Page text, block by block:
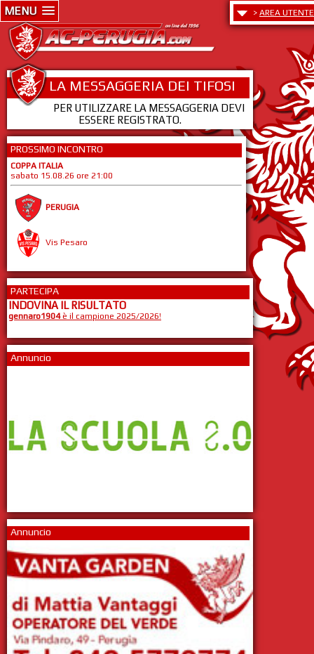
MENU > AREA UTENTE
LA MESSAGGERIA DEI TIFOSI
PER UTILIZZARE LA MESSAGGERIA DEVI
ESSERE REGISTRATO.
PROSSIMO INCONTRO
COPPA ITALIA
sabato 15.08.26 ore 21:00
PERUGIA
Vis Pesaro
PARTECIPA
INDOVINA IL RISULTATO
gennaro1904è il campione 2025/2026!
Annuncio
Annuncio